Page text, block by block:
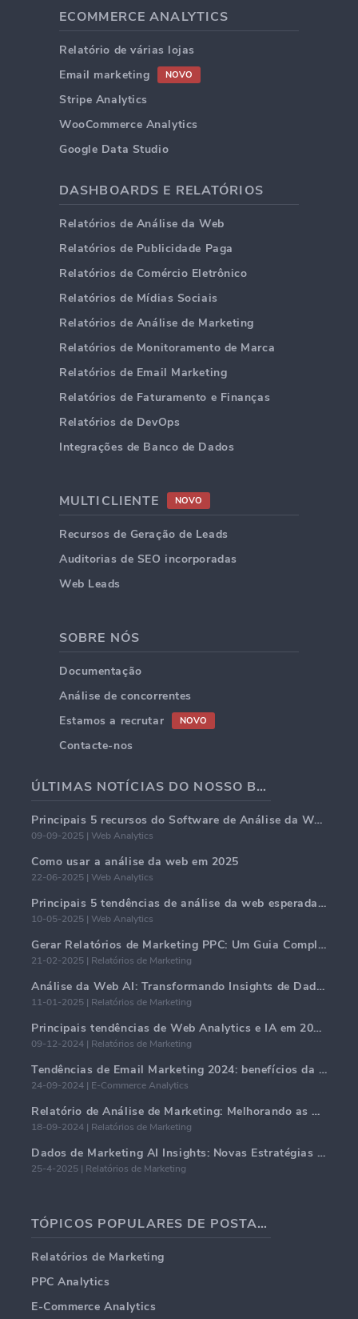
ECOMMERCE ANALYTICS
Relatório de várias lojas
Email marketing
NOVO
Stripe Analytics
WooCommerce Analytics
Google Data Studio
DASHBOARDS E RELATÓRIOS
Relatórios de Análise da Web
Relatórios de Publicidade Paga
Relatórios de Comércio Eletrônico
Relatórios de Mídias Sociais
Relatórios de Análise de Marketing
Relatórios de Monitoramento de Marca
Relatórios de Email Marketing
Relatórios de Faturamento e Finanças
Relatórios de DevOps
Integrações de Banco de Dados
MULTICLIENTE NOVO
Recursos de Geração de Leads
Auditorias de SEO incorporadas
Web Leads
SOBRE NÓS
Documentação
Análise de concorrentes
Estamos a recrutar
NOVO
Contacte-nos
ÚLTIMAS NOTÍCIAS DO NOSSO BLOG
Principais 5 recursos do Software de Análise da Web em 2025
09-09-2025 | Web Analytics
Como usar a análise da web em 2025
22-06-2025 | Web Analytics
Principais 5 tendências de análise da web esperadas para dominar em 2025
10-05-2025 | Web Analytics
Gerar Relatórios de Marketing PPC: Um Guia Completo
21-02-2025 | Relatórios de Marketing
Análise da Web AI: Transformando Insights de Dados com Precisão
11-01-2025 | Relatórios de Marketing
Principais tendências de Web Analytics e IA em 2024
09-12-2024 | Relatórios de Marketing
Tendências de Email Marketing 2024: benefícios da hiper-personalização
24-09-2024 | E-Commerce Analytics
Relatório de Análise de Marketing: Melhorando as Percepções de Negócios
18-09-2024 | Relatórios de Marketing
Dados de Marketing AI Insights: Novas Estratégias de Negócios para 2024
25-4-2025 | Relatórios de Marketing
TÓPICOS POPULARES DE POSTAGENS EM BLOG
Relatórios de Marketing
PPC Analytics
E-Commerce Analytics